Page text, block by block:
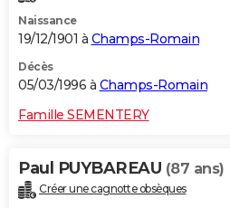
Naissance
19/12/1901 à Champs-Romain
Décès
05/03/1996 à Champs-Romain
Famille SEMENTERY
Paul PUYBAREAU (87 ans)
Créer une cagnotte obsèques